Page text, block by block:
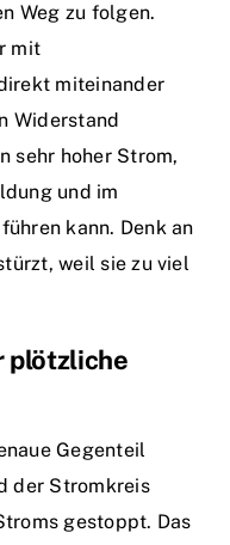
Weg zu folgen.
mit
miteinander
Widerstand
sehr hoher Strom,
und im
kann. Denk an
weil sie zu viel
plötzliche
Gegenteil
der Stromkreis
gestoppt. Das